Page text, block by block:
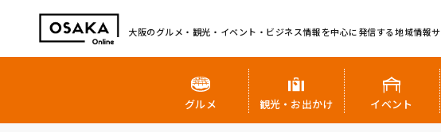
大阪のグルメ・観光・イベント・ビジネス情報を中心に発信する地域情報サ
グルメ 観光・お出かけ イベント